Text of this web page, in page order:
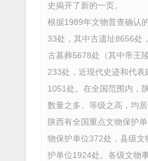
史揭开了新的一页。
根据1989年文物普查确认
33处，其中古遗址8656处，
古墓葬5678处（其中帝王
233处，近现代史迹和代表
1051处。在全国范围内，
数量之多、等级之高，均居
陕西有全国重点文物保护
物保护单位372处，县级文
护单位1924处。各级文物